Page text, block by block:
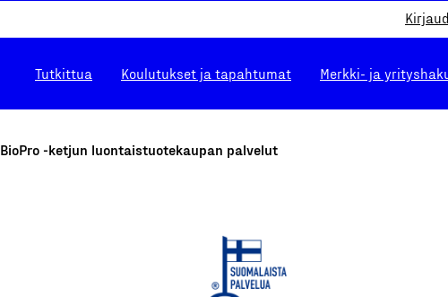
Tutkittua Koulutukset ja tapahtumat Merkki- ja
BioPro -ketjun luontaistuotekaupan palvelut